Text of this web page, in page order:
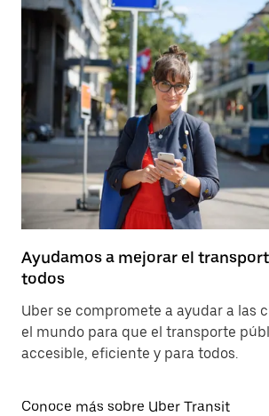
Ayudamos a mejorar el
todos
Uber se compromete a ayudar a las
el mundo para que el transporte
accesible, eficiente y para todos.
Conoce más sobre Uber Transit